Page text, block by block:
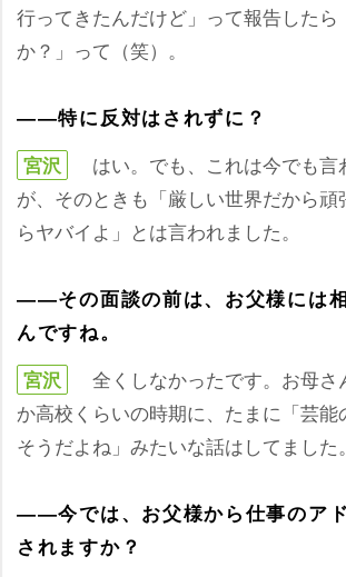
行ってきたんだけど」って報告したら
か？」って（笑）。
――特に反対はされずに？
宮沢
はい。でも、これは今でも言
が、そのときも「厳しい世界だから頑
らヤバイよ」とは言われました。
――その面談の前は、お父様には
んですね。
宮沢
全くしなかったです。お母さ
か高校くらいの時期に、たまに「芸能
そうだよね」みたいな話はしてました。
――今では、お父様から仕事のア
されますか？